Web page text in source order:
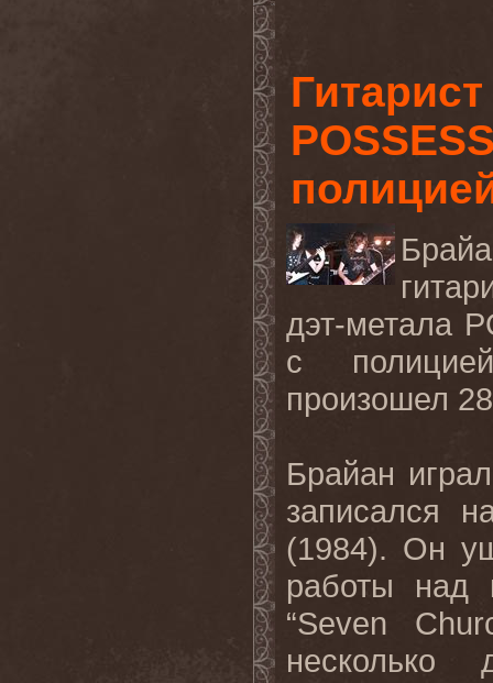
дэт-метала
с
произошел
Брайан
записался
(1984). Он
работы над
“Seven